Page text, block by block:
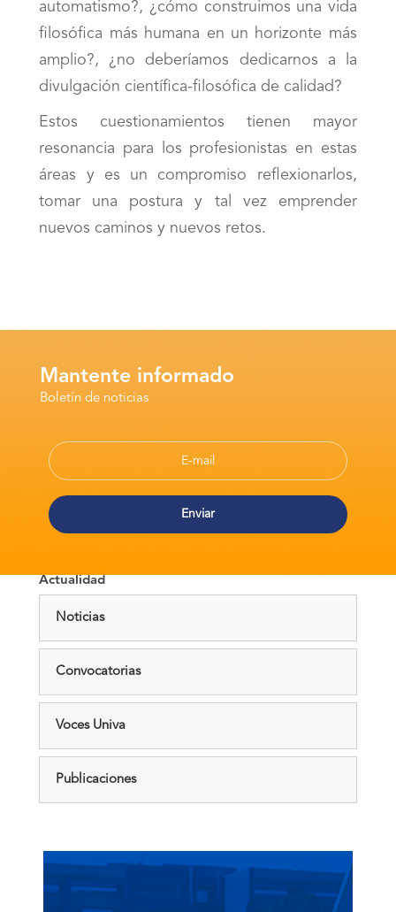
automatismo?, ¿cómo construimos una vida
filosófica más humana en un horizonte más
amplio?, ¿no deberíamos dedicarnos a la
divulgación científica-filosófica de calidad?
Estos cuestionamientos tienen mayor
resonancia para los profesionistas en estas
áreas y es un compromiso reflexionarlos,
tomar una postura y tal vez emprender
nuevos caminos y nuevos retos.
Mantente informado
Boletín de noticias
Actualidad
Noticias
Convocatorias
Voces Univa
Publicaciones